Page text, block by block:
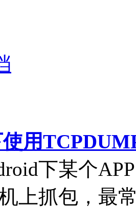
用
下某个
上抓包，最